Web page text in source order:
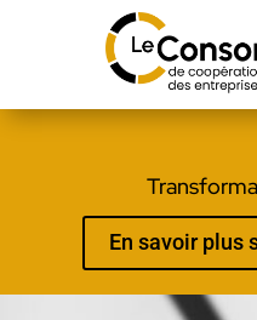
En savoir plus